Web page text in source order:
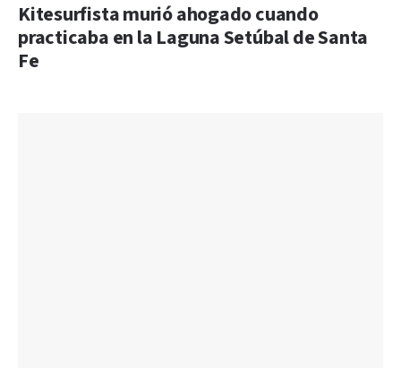
Kitesurfista murió ahogado cuando
practicaba en la Laguna Setúbal de Santa
Fe